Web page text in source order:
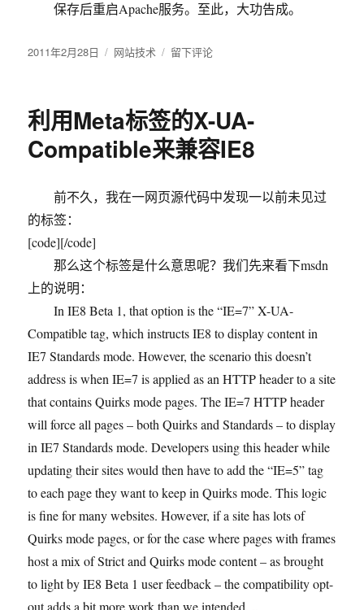
保存后重启Apache服务。至此，大功告成。
发
2011年2月28日
分
网站技术
于
拟
主
机
置
方
留下评论
利用Meta标签的X-UA-
Compatible来兼容IE8
前不久，我在一网页源代码中发现一以前未见过
的标签：
[code][/code]
那么这个标签是什么意思呢？我们先来看下msdn
上的说明：
In IE8 Beta 1, that option is the “IE=7” X-UA-
Compatible tag, which instructs IE8 to display content in
IE7 Standards mode. However, the scenario this doesn’t
address is when IE=7 is applied as an HTTP header to a site
that contains Quirks mode pages. The IE=7 HTTP header
will force all pages – both Quirks and Standards – to display
in IE7 Standards mode. Developers using this header while
updating their sites would then have to add the “IE=5”tag
to each page they want to keep in Quirks mode. This logic
is fine for many websites. However, if a site has lots of
Quirks mode pages, or for the case where pages with frames
host a mix of Strict and Quirks mode content – as brought
to light by IE8 Beta 1 user feedback – the compatibility opt-
out adds a bit more work than we intended. ..